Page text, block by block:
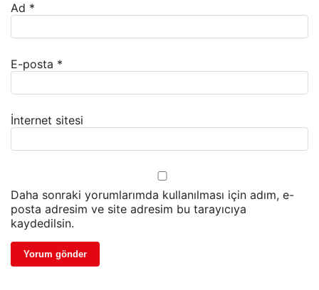
Ad *
E-posta *
İnternet sitesi
Daha sonraki yorumlarımda kullanılması için adım, e-
posta adresim ve site adresim bu tarayıcıya
kaydedilsin.